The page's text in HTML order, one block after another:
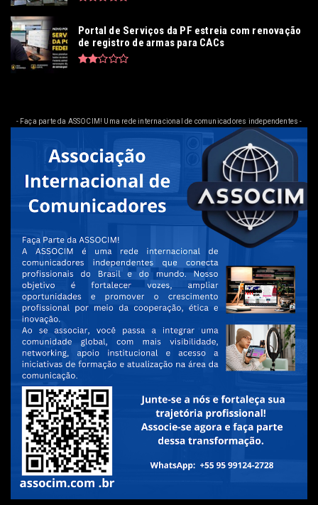
Portal de Serviços da PF estreia com renovação
de registro de armas para CACs
- Faça parte da ASSOCIM! Uma rede internacional de comunicadores independentes -